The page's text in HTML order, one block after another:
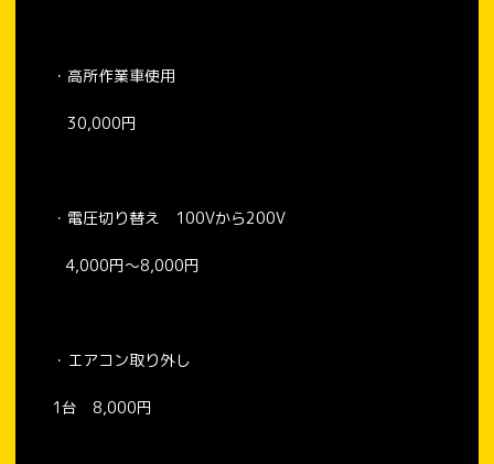
・高所作業車使用
30,000円
・電圧切り替え 100Vから200V
4,000円〜8,000円
・エアコン取り外し
1台 8,000円